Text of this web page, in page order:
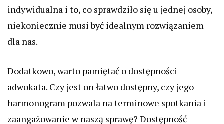
indywidualna i to, co sprawdziło się u jednej osoby,
niekoniecznie musi być idealnym rozwiązaniem
dla nas.
Dodatkowo, warto pamiętać o dostępności
adwokata. Czy jest on łatwo dostępny, czy jego
harmonogram pozwala na terminowe spotkania i
zaangażowanie w naszą sprawę? Dostępność